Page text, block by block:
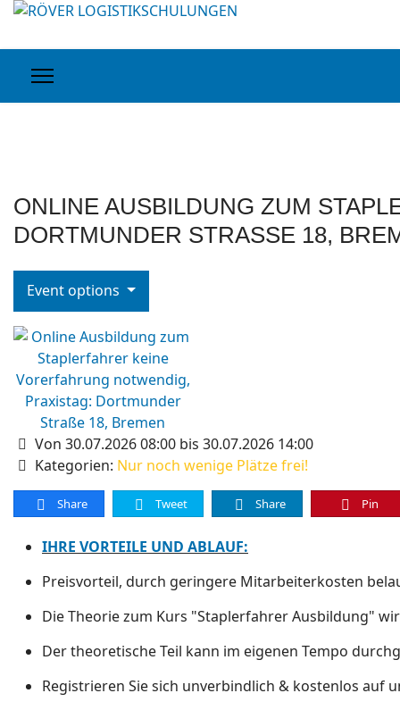
ONLINE AUSBILDUNG ZUM
DORTMUNDER STRASSE 18,
Event options
Von 30.07.2026 08:00 bis 30.07.2026 14:00
Kategorien: Nur noch wenige Plätze frei!
Share Tweet Share Pin
IHRE VORTEILE UND ABLAUF:
Preisvorteil, durch geringere Mitarbeiterkosten
Die Theorie zum Kurs "Staplerfahrer Ausbildung"
Der theoretische Teil kann im eigenen Tempo
Registrieren Sie sich unverbindlich & kostenlos auf